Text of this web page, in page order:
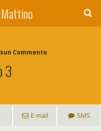
Commento
3
E-mail SMS